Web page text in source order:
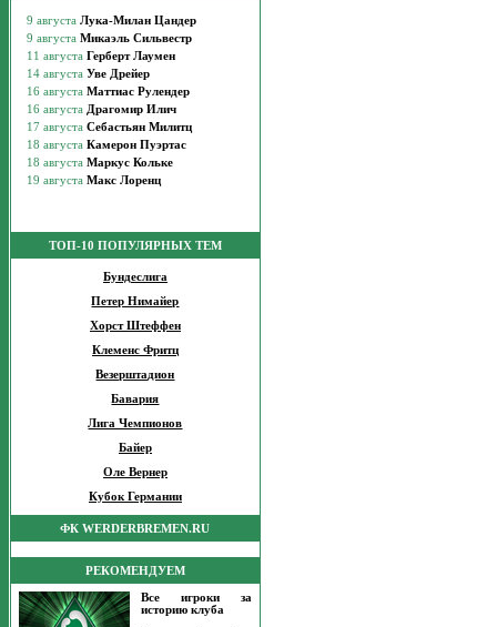
ТОП-10 ПОПУЛЯРНЫХ ТЕМ
Бундеслига
Петер Нимайер
Хорст Штеффен
Клеменс Фритц
Везерштадион
Бавария
Лига Чемпионов
Байер
Оле Вернер
Кубок Германии
ФК WERDERBREMEN.RU
РЕКОМЕНДУЕМ
Все игроки за
историю клуба